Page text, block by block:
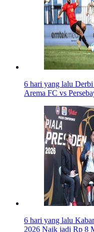
6 hari yang lalu Derbi
Arema FC vs
6 hari yang lalu
2026 Naik jadi Rp 8